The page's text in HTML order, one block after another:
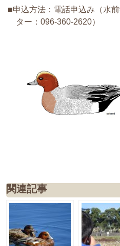
■申込方法：電話申込み（水
ター：096-360-2620）
関連記事